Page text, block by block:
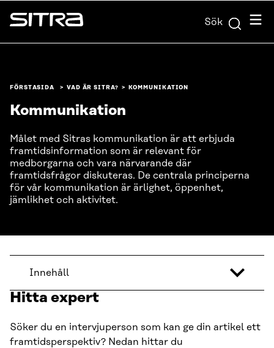
Skip to
content
Sitra Sök Meny
FÖRSTASIDA VAD ÄR SITRA? KOMMUNIKATION
Kommunikation
Målet med Sitras kommunikation är att erbjuda
framtidsinformation som är relevant för
medborgarna och vara närvarande där
framtidsfrågor diskuteras. De centrala principerna
för vår kommunikation är ärlighet, öppenhet,
jämlikhet och aktivitet.
Innehåll
Hitta expert
Söker du en intervjuperson som kan ge din artikel ett
framtidsperspektiv? Nedan hittar du